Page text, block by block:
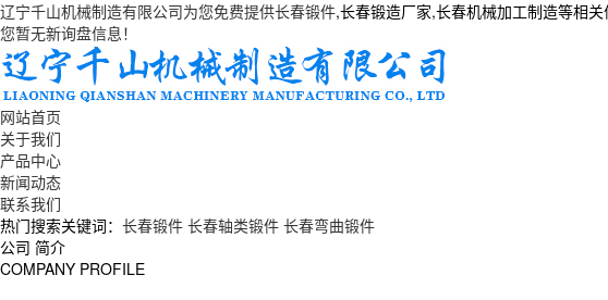
辽宁千山机械制造有限公司为您免费提供长春锻件,长春锻造厂家,长春机械加工制造等相关
您暂无新询盘信息！
网站首页
关于我们
产品中心
新闻动态
联系我们
热门搜索关键词： 长春锻件 长春轴类锻件 长春弯曲锻件
公司 简介
COMPANY PROFILE